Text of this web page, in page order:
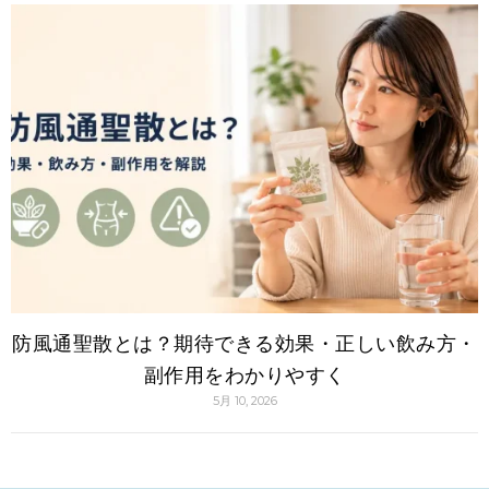
防風通聖散とは？期待できる効果・正しい飲み方・
副作用をわかりやすく
5月 10, 2026